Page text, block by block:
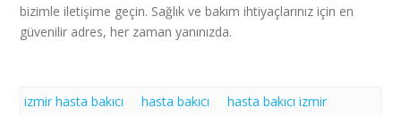
bizimle iletişime geçin. Sağlık ve bakım ihtiyaçlarınız için en
güvenilir adres, her zaman yanınızda.
izmir hasta bakıcı hasta bakıcı
hasta bakıcı izmir